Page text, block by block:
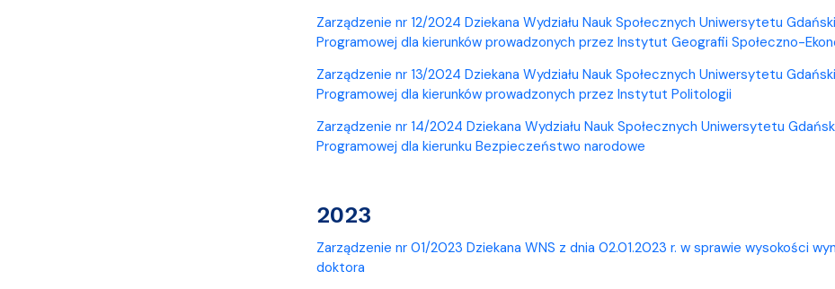
Zarządzenie nr 12/2024 Dziekana Wydziału Nauk Społecznych Uniwersytetu
Programowej dla kierunków prowadzonych przez Instytut Geografii Społeczno-
Zarządzenie nr 13/2024 Dziekana Wydziału Nauk Społecznych Uniwersytetu
Programowej dla kierunków prowadzonych przez Instytut Politologii
Zarządzenie nr 14/2024 Dziekana Wydziału Nauk Społecznych Uniwersytetu
Programowej dla kierunku Bezpieczeństwo narodowe
2023
Zarządzenie nr 01/2023 Dziekana WNS z dnia 02.01.2023 r. w sprawie wysokości
doktora